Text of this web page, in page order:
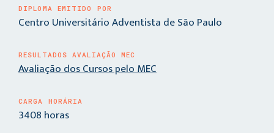
DIPLOMA EMITIDO POR
Centro Universitário Adventista de São Paulo
RESULTADOS AVALIAÇÃO MEC
Avaliação dos Cursos pelo MEC
CARGA HORÁRIA
3408 horas